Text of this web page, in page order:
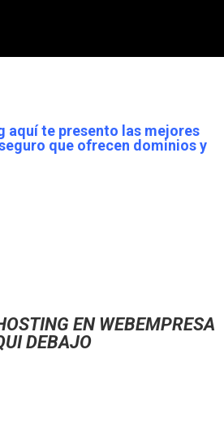
aquí te presento las mejores
que ofrecen dominios y
EN WEBEMPRESA
DEBAJO